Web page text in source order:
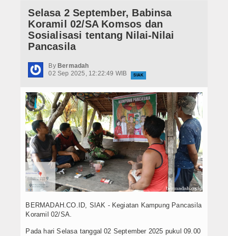
Nasional
Internasional
Iptek
Politik
Berita Foto
Budaya & Pariwisata
Ekbis
Olahraga
Selasa 2 September, Babinsa
Koramil 02/SA Komsos dan
Sosialisasi tentang Nilai-Nilai
Pancasila
By Bermadah
02 Sep 2025, 12:22:49 WIB
SIAK
BERMADAH.CO.ID, SIAK - Kegiatan Kampung Pancasila
Koramil 02/SA.
Pada hari Selasa tanggal 02 September 2025 pukul 09.00